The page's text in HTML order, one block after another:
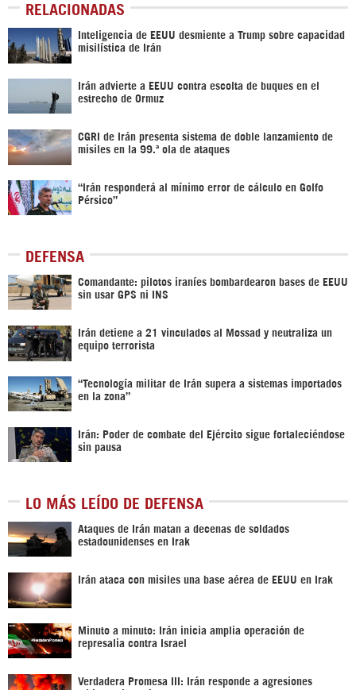
RELACIONADAS
Inteligencia de EEUU desmiente a Trump sobre capacidad
misilística de Irán
Irán advierte a EEUU contra escolta de buques en el
estrecho de Ormuz
CGRI de Irán presenta sistema de doble lanzamiento de
misiles en la 99.ª ola de ataques
“Irán responderá al mínimo error de cálculo en Golfo
Pérsico”
DEFENSA
Comandante: pilotos iraníes bombardearon bases de EEUU
sin usar GPS ni INS
Irán detiene a 21 vinculados al Mossad y neutraliza un
equipo terrorista
“Tecnología militar de Irán supera a sistemas importados
en la zona”
Irán: Poder de combate del Ejército sigue fortaleciéndose
sin pausa
LO MÁS LEÍDO DE DEFENSA
Ataques de Irán matan a decenas de soldados
estadounidenses en Irak
Irán ataca con misiles una base aérea de EEUU en Irak
Minuto a minuto: Irán inicia amplia operación de
represalia contra Israel
Verdadera Promesa III: Irán responde a agresiones